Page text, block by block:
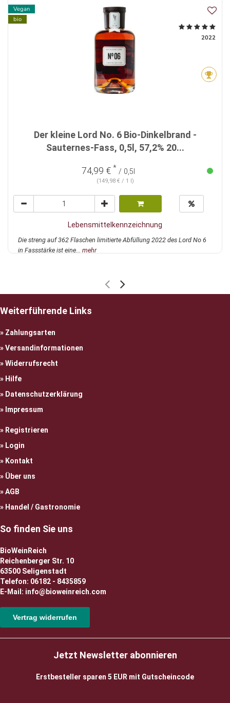
Vegan
bio
2022
Der kleine Lord No. 6 Bio-Dinkelbrand -
Sauternes-Fass, 0,5l, 57,2% 20...
74,99 € * / 0,5l
(149,98 € / 1 l)
Lebensmittelkennzeichnung
Die streng auf 362 Flaschen limitierte Abfüllung 2022 des Lord No 6
in Fassstärke ist eine... mehr
Weiterführende Links
Zahlungsarten
Versandinformationen
Widerrufsrecht
Hilfe
Datenschutzerklärung
Impressum
Registrieren
Login
Kontakt
Über uns
AGB
Handel / Gastronomie
So finden Sie uns
BioWeinReich
Reichenberger Str. 10
63500 Seligenstadt
Telefon: 06182 - 8435859
E-Mail: info@bioweinreich.com
Vertrag widerrufen
Jetzt Newsletter abonnieren
Erstbesteller sparen 5 EUR mit Gutscheincode